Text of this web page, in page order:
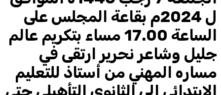
ل 2024م بقاعة المجلس على
الساعة 17.00 مساء بتكريم عالم
جليل وشاعر نحرير ارتقى في
مساره المهني من أستاذ للتعليم